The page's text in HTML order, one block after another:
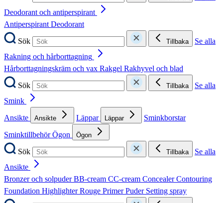
Deodorant och antiperspirant
AntiperspirantDeodorant
Sök
Tillbaka
Se alla
Rakning och hårborttagning
Hårborttagningskräm och vax Rakgel Rakhyvel och blad
Sök
Tillbaka
Se alla
Smink
Ansikte
Ansikte Läppar Läppar
Sminkborstar
SminktillbehörÖgon Ögon
Sök Tillbaka
Se alla
Ansikte
Bronzer och solpuderBB-cream CC-cream ConcealerContouring
Foundation HighlighterRouge PrimerPuder Setting spray